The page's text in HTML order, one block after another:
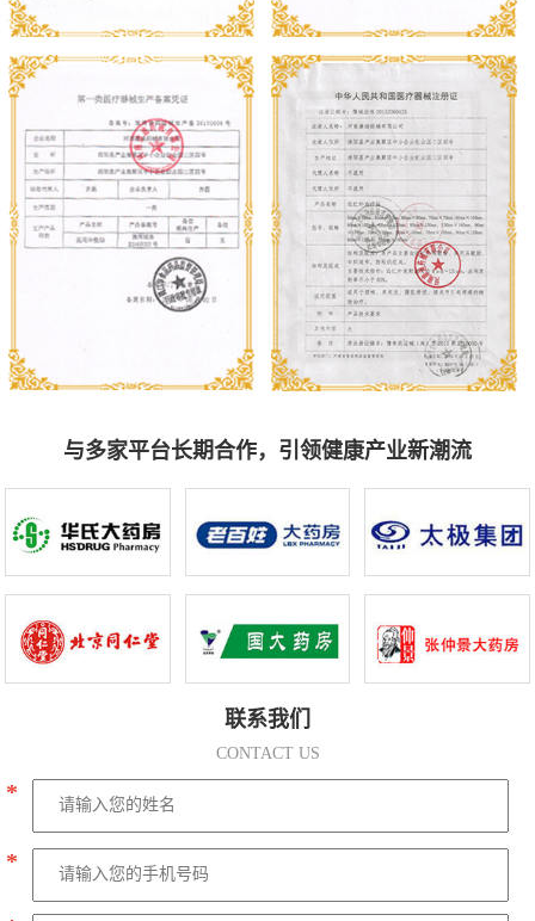
与多家平台长期合作，引领健康产业新潮流
联系我们
CONTACT US
*
*